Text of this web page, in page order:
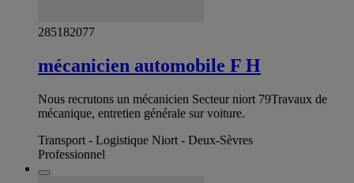
285182077
mécanicien automobile F H
Nous recrutons un mécanicien ‍‍Secteur niort 79Travaux de
mécanique, entretien générale sur voiture.
Transport - Logistique Niort - Deux-Sèvres
Professionnel